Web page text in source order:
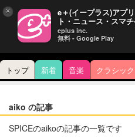
トップ 新着 音楽 クラシック
aiko の記事
SPICEのaikoの記事の一覧です
× e＋(イープラス)アプ
ト・ニュース・スマ
eplus inc.
無料 - Google Play